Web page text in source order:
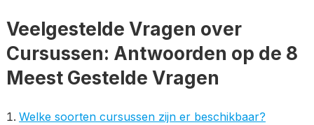
Veelgestelde Vragen over
Cursussen: Antwoorden op de 8
Meest Gestelde Vragen
Welke soorten cursussen zijn er beschikbaar?